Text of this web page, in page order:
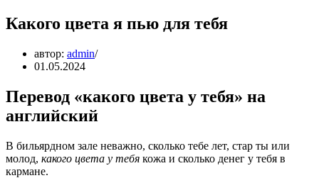
Какого цвета я пью для тебя
автор: admin
01.05.2024
Перевод «какого цвета у тебя» на
английский
В бильярдном зале неважно, сколько тебе лет, стар ты или
молод, какого цвета у тебя кожа и сколько денег у тебя в
кармане.